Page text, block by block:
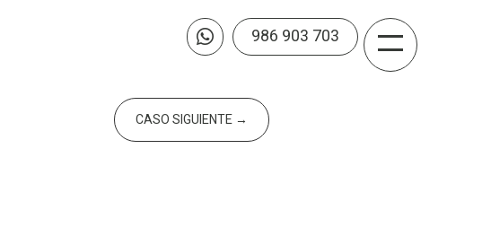
 986 903 703
CASO SIGUIENTE →